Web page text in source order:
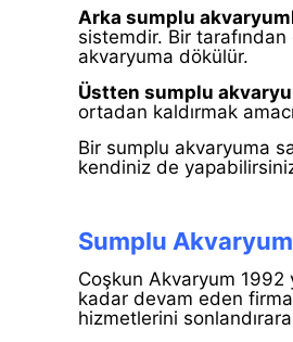
Arka sumplu
sistemdir. Bir
akvaryuma dökülür.
Üstten sumplu
ortadan kaldırmak
Bir sumplu akvaryuma
kendiniz de
Sumplu Akvaryum
Coşkun Akvaryum 1992
kadar devam eden
hizmetlerini